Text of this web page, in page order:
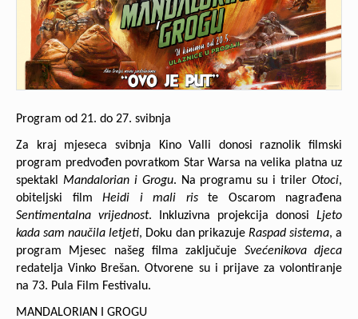
Program od 21. do 27. svibnja
Za kraj mjeseca svibnja Kino Valli donosi raznolik filmski
program predvođen povratkom Star Warsa na velika platna uz
spektakl Mandalorian i Grogu. Na programu su i trilerOtoci,
obiteljski film Heidi i mali riste Oscarom nagrađena
Sentimentalna vrijednost. Inkluzivna projekcija donosi Ljeto
kada sam naučila letjeti, Doku dan prikazuje Raspad sistema, a
program Mjesec našeg filma zaključuje Svećenikova djeca
redatelja Vinko Brešan. Otvorene su i prijave za volontiranje
na 73. Pula Film Festivalu.
MANDALORIAN I GROGU